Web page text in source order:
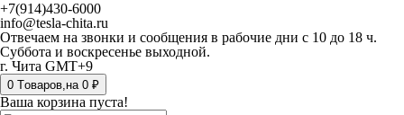
+7(914)430-6000
info@tesla-chita.ru
Отвечаем на звонки и сообщения в рабочие дни с 10 до 18 ч.
Суббота и воскресенье выходной.
г. Чита GMT+9
0 Tоваров,на 0 ₽
Ваша корзина пуста!